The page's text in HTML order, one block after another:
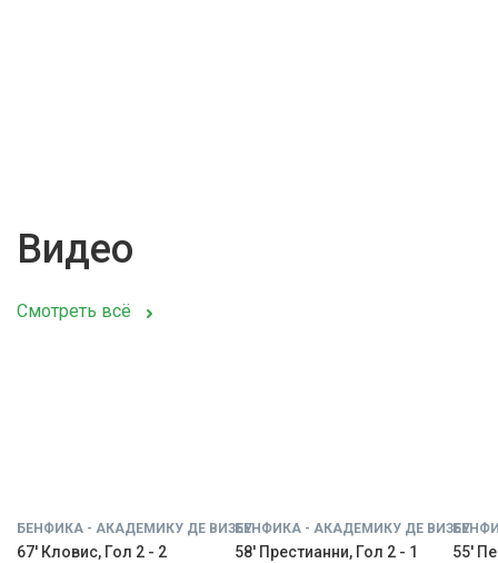
Видео
Смотреть всё
БЕНФИКА - АКАДЕМИКУ ДЕ ВИЗЕУ
67' Кловис, Гол 2 - 2
БЕНФИКА - АКАДЕМИКУ ДЕ ВИЗЕУ
58' Престианни, Гол 2 - 1 55'